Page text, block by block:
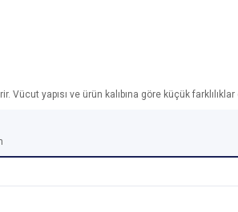
yapısı ve ürün kalıbına göre küçük farklılıklar